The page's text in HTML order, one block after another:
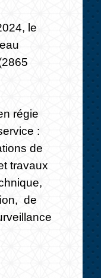
le
régie
:
de
travaux
de